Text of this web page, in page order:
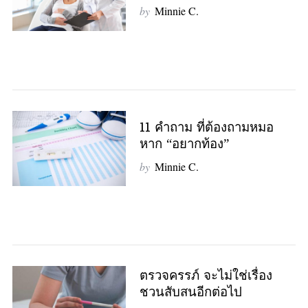
by Minnie C.
11 คำถาม ที่ต้องถามหมอ
หาก “อยากท้อง”
by Minnie C.
ตรวจครรภ์ จะไม่ใช่เรื่อง
ชวนสับสนอีกต่อไป